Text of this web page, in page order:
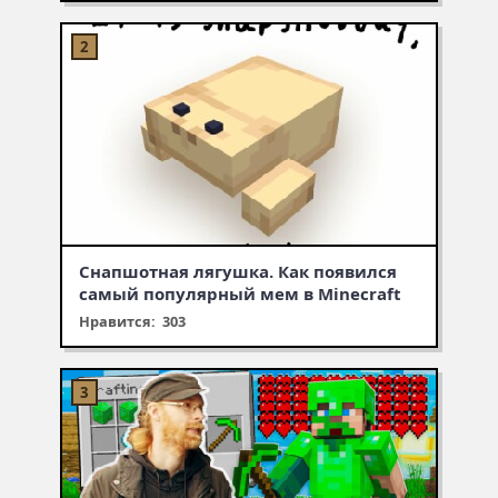
Снапшотная лягушка. Как появился
самый популярный мем в Minecraft
Нравится: 303